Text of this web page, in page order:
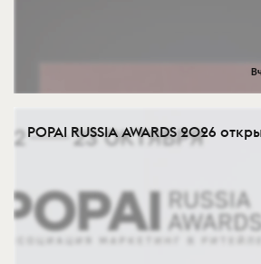
POPAI RUSSIA AWARDS 2026